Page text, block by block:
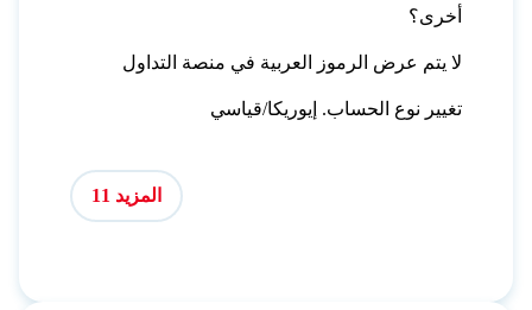
أخرى؟
لا يتم عرض الرموز العربية في منصة التداول
تغيير نوع الحساب. إيوريكا/قياسي
المزيد 11